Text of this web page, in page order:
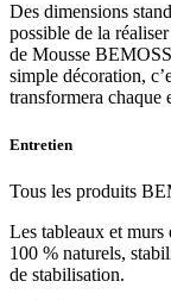
Des dimensions
possible de la
de Mousse
simple décoration,
transformera chaque
Entretien
Tous les produits
Les tableaux et murs
100 % naturels,
de stabilisation.